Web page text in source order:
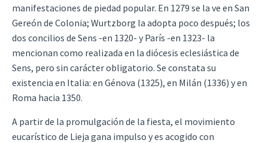
manifestaciones de piedad popular. En 1279 se la ve en San
Gereón de Colonia; Wurtzborg la adopta poco después; los
dos concilios de Sens -en 1320- y París -en 1323- la
mencionan como realizada en la diócesis eclesiástica de
Sens, pero sin carácter obligatorio. Se constata su
existencia en Italia: en Génova (1325), en Milán (1336) y en
Roma hacia 1350.
A partir de la promulgación de la fiesta, el movimiento
eucarístico de Lieja gana impulso y es acogido con